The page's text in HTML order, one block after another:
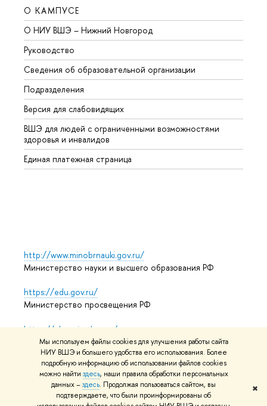
Мы используем файлы cookies для улучшения работы сайта
НИУ ВШЭ и большего удобства его использования. Более
подробную информацию об использовании файлов cookies
можно найти здесь, наши правила обработки персональных
данных –здесь. Продолжая пользоваться сайтом, вы
подтверждаете, что были проинформированы об
✖
О КАМПУСЕ
О НИУ ВШЭ – Нижний Новгород
Руководство
Сведения об образовательной организации
Подразделения
Версия для слабовидящих
ВШЭ для людей с ограниченными возможностями
здоровья и инвалидов
Единая платежная страница
http://www.minobrnauki.gov.ru/
Министерство науки и высшего образования РФ
https://edu.gov.ru/
Министерство просвещения РФ
https://elearning.hse.ru/mooc
Массовые открытые онлайн-курсы
© НИУ ВШЭ 1993–2026 Адреса и контактыУсловия
использования материаловПолитика конфиденциальности